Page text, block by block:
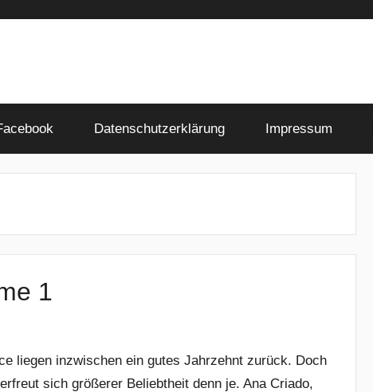
Datenschutzerklärung Impressum
1
liegen inzwischen ein gutes Jahrzehnt zurück. Doch
sich größerer Beliebtheit denn je. Ana Criado,